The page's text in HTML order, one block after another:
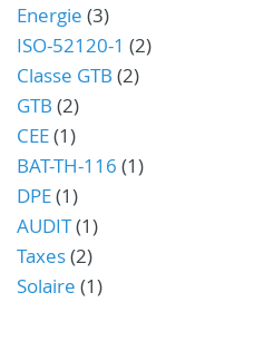
Energie (3)
ISO-52120-1 (2)
Classe GTB (2)
GTB (2)
CEE(1)
BAT-TH-116 (1)
DPE(1)
AUDIT(1)
Taxes(2)
Solaire (1)